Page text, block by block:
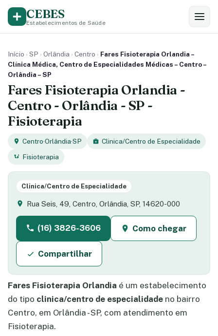
CEBES
Estabelecimentos de Saúde
Início › SP › Orlândia › Centro › Fares Fisioterapia Orlandia –
Clínica Médica, Centro de Especialidades Médicas – Centro –
Orlândia – SP
Fares Fisioterapia Orlandia -
Centro - Orlândia - SP -
Fisioterapia
Centro·Orlândia·SP
Clinica/Centro de Especialidade
Fisioterapia
Clinica/Centro de Especialidade
Rua Seis, 49, Centro, Orlândia, SP, 14620-000
(16) 3826-3606 Como chegar
Compartilhar
Fares Fisioterapia Orlandia é um estabelecimento
do tipo clinica/centro de especialidade no bairro
Centro, em Orlândia - SP, com atendimento em
Fisioterapia.